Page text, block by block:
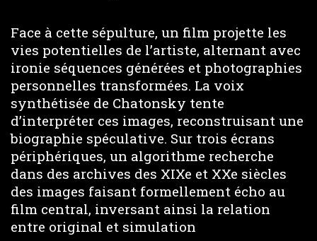
Face à cette sépulture, un film projette les
vies potentielles de l’artiste, alternant avec
ironie séquences générées et photographies
personnelles transformées. La voix
synthétisée de Chatonsky tente
d’interpréter ces images, reconstruisant une
biographie spéculative. Sur trois écrans
périphériques, un algorithme recherche
dans des archives des XIXe et XXe siècles
des images faisant formellement écho au
film central, inversant ainsi la relation
entre original et simulation